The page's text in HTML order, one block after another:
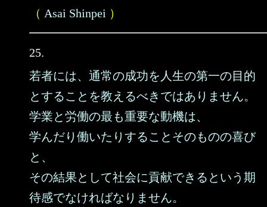
（ Asai Shinpei ）
25.
若者には、通常の成功を人生の第一の目的
とすることを教えるべきではありません。
学業と労働の最も重要な動機は、
学んだり働いたりすることそのものの喜び
と、
その結果として社会に貢献できるという期
待感でなければなりません。